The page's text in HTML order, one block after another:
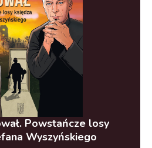
Powstańcze losy
Wyszyńskiego